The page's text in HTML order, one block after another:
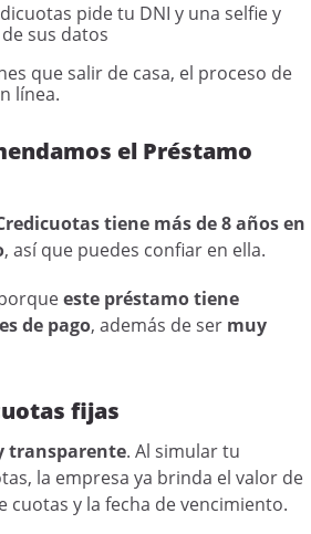
pide tu DNI y una selfie y
sus datos
que salir de casa, el proceso de
línea.
el Préstamo
tiene más de 8 años en
, así que puedes confiar en ella.
este préstamo tiene
de pago, además de ser muy
fijas
transparente. Al simular tu
la empresa ya brinda el valor de
cuotas y la fecha de vencimiento.